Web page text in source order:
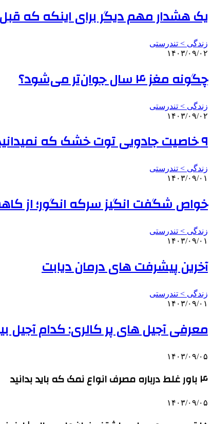
یک هشدار مهم دیگر برای اینکه که قبل از ۵۰ سالگی دیابت
زندگی > تندرستی
۱۴۰۳/۰۹/۰۲
چگونه مغز ۴ سال جوان‌تر می‌شود؟
زندگی > تندرستی
۱۴۰۳/۰۹/۰۲
۹ خاصیت جادویی توت خشک که نمیدانید! + توت خشک بهتر است یا تازه؟
زندگی > تندرستی
۱۴۰۳/۰۹/۰۱
خواص شگفت انگیز سرکه انگور؛ از
زندگی > تندرستی
۱۴۰۳/۰۹/۰۱
آخرین پیشرفت‌ های درمان دیابت
زندگی > تندرستی
۱۴۰۳/۰۹/۰۱
معرفی آجیل های پر کالری: کدام آجیل
۱۴۰۳/۰۹/۰۵
۴ باور غلط درباره مصرف انواع نمک که باید بدانید
۱۴۰۳/۰۹/۰۵